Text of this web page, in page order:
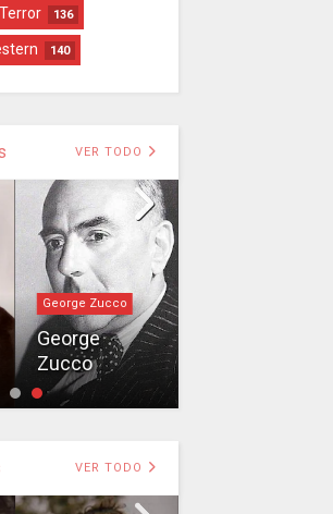
Terror 136
140
VER TODO
George Zucco
George
Zucco
VER TODO